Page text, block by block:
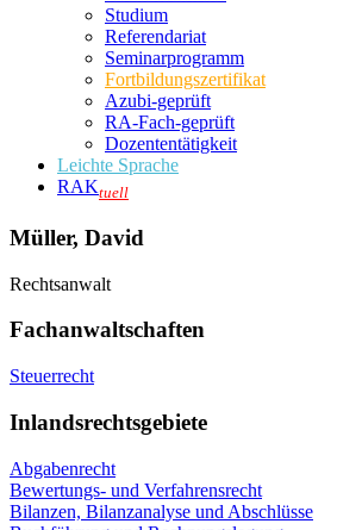
Studium
Referendariat
Seminarprogramm
Fortbildungszertifikat
Azubi-geprüft
RA-Fach-geprüft
Dozententätigkeit
Leichte Sprache
RAKtuell
Müller, David
Rechtsanwalt
Fachanwaltschaften
Steuerrecht
Inlandsrechtsgebiete
Abgabenrecht
Bewertungs- und Verfahrensrecht
Bilanzen, Bilanzanalyse und Abschlüsse